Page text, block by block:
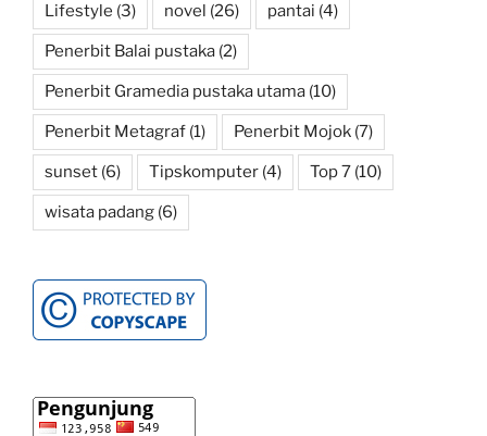
Lifestyle (3) novel (26) pantai (4)
Penerbit Balai pustaka (2)
Penerbit Gramedia pustaka utama (10)
Penerbit Metagraf (1) Penerbit Mojok (7)
sunset (6) Tipskomputer (4) Top 7 (10)
wisata padang (6)